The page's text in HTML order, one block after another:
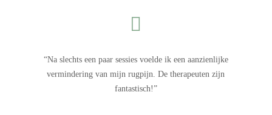

“Na slechts een paar sessies voelde ik een aanzienlijke
vermindering van mijn rugpijn. De therapeuten zijn
fantastisch!”